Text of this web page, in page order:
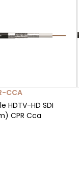
CCA
HDTV-HD SDI
CPR Cca